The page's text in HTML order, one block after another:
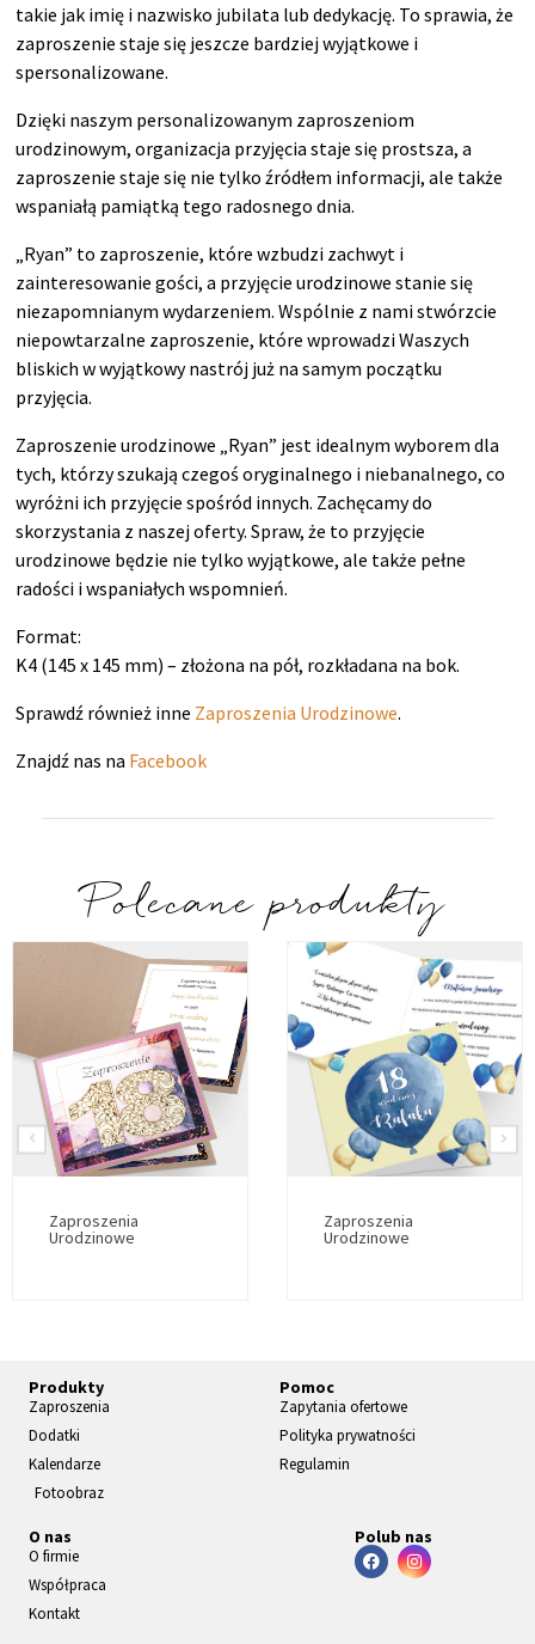
takie jak imię i nazwisko jubilata lub dedykację. To sprawia, że
zaproszenie staje się jeszcze bardziej wyjątkowe i
spersonalizowane.
Dzięki naszym personalizowanym zaproszeniom
urodzinowym, organizacja przyjęcia staje się prostsza, a
zaproszenie staje się nie tylko źródłem informacji, ale także
wspaniałą pamiątką tego radosnego dnia.
„Ryan” to zaproszenie, które wzbudzi zachwyt i
zainteresowanie gości, a przyjęcie urodzinowe stanie się
niezapomnianym wydarzeniem. Wspólnie z nami stwórzcie
niepowtarzalne zaproszenie, które wprowadzi Waszych
bliskich w wyjątkowy nastrój już na samym początku
przyjęcia.
Zaproszenie urodzinowe „Ryan” jest idealnym wyborem dla
tych, którzy szukają czegoś oryginalnego i niebanalnego, co
wyróżni ich przyjęcie spośród innych. Zachęcamy do
skorzystania z naszej oferty. Spraw, że to przyjęcie
urodzinowe będzie nie tylko wyjątkowe, ale także pełne
radości i wspaniałych wspomnień.
Format:
K4 (145 x 145 mm) – złożona na pół, rozkładana na bok.
Sprawdź również inne Zaproszenia Urodzinowe.
Znajdź nas na Facebook
Polecane produkty
Zaproszenia
Urodzinowe
Zaproszenia
Urodzinowe
Produkty
Zaproszenia
Dodatki
Kalendarze
Fotoobraz
Pomoc
Zapytania ofertowe
Polityka prywatności
Regulamin
O nas
O firmie
Współpraca
Kontakt
Polub nas